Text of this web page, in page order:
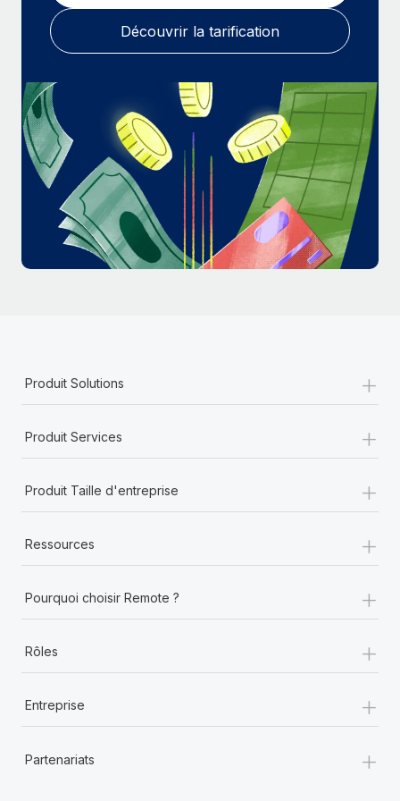
En savoir plus
Découvrir la tarification
Produit Solutions +
Produit Services +
Produit Taille d'entreprise +
Ressources +
Pourquoi choisir Remote ? +
Rôles +
Entreprise +
Partenariats +